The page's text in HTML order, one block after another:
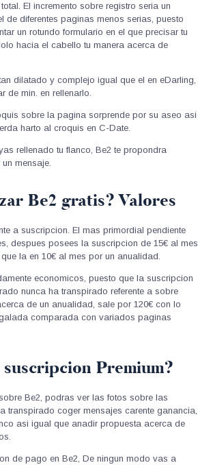
El incremento sobre registro seri­a un
de diferentes paginas menos serias, puesto
un rotundo formulario en el que precisar tu
hacia el cabello tu manera acerca de
dilatado y complejo igual que el en eDarling,
de min. en rellenarlo.
sobre la pagina sorprende por su aseo asi
harto al croquis en C-Date.
rellenado tu flanco, Be2 te propondra
mensaje.
Be2 gratis? Valores
a suscripcion. El mas primordial pendiente
despues posees la suscripcion de 15€ al mes
la en 10€ al mes por un anualidad.
economicos, puesto que la suscripcion
nunca ha transpirado referente a sobre
de un anualidad, sale por 120€ con lo
comparada con variados paginas
Premium?
Be2, podras ver las fotos sobre las
transpirado coger mensajes carente ganancia,
asi igual que anadir propuesta acerca de
de pago en Be2, De ningun modo vas a